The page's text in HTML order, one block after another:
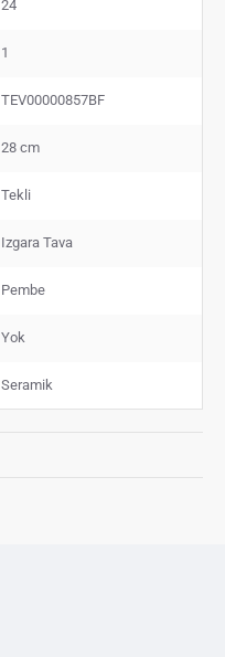
24
1
TEV00000857BF
28 cm
Tekli
Izgara Tava
Pembe
Yok
Seramik